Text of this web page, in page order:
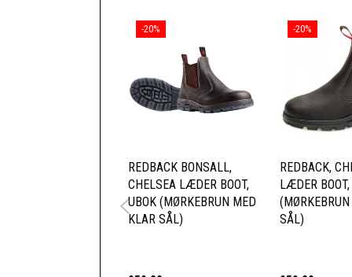
-20%
REDBACK BONSALL,
CHELSEA LÆDER BOOT,
UBOK (MØRKEBRUN MED
KLAR SÅL)
-20%
REDBACK,
LÆDER
SÅL)